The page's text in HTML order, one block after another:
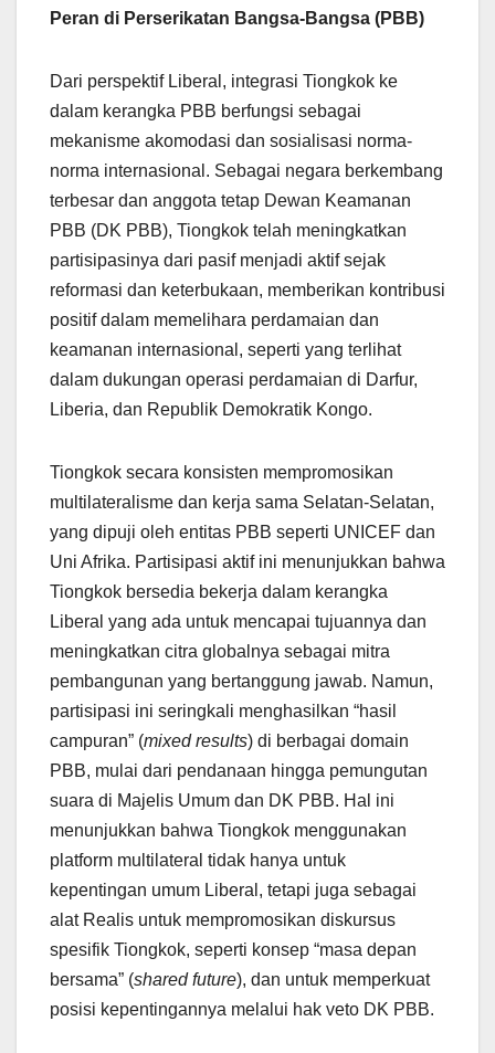
Peran di Perserikatan Bangsa-Bangsa (PBB)
Dari perspektif Liberal, integrasi Tiongkok ke
dalam kerangka PBB berfungsi sebagai
mekanisme akomodasi dan sosialisasi norma-
norma internasional. Sebagai negara berkembang
terbesar dan anggota tetap Dewan Keamanan
PBB (DK PBB), Tiongkok telah meningkatkan
partisipasinya dari pasif menjadi aktif sejak
reformasi dan keterbukaan, memberikan kontribusi
positif dalam memelihara perdamaian dan
keamanan internasional, seperti yang terlihat
dalam dukungan operasi perdamaian di Darfur,
Liberia, dan Republik Demokratik Kongo.
Tiongkok secara konsisten mempromosikan
multilateralisme dan kerja sama Selatan-Selatan,
yang dipuji oleh entitas PBB seperti UNICEF dan
Uni Afrika. Partisipasi aktif ini menunjukkan bahwa
Tiongkok bersedia bekerja dalam kerangka
Liberal yang ada untuk mencapai tujuannya dan
meningkatkan citra globalnya sebagai mitra
pembangunan yang bertanggung jawab. Namun,
partisipasi ini seringkali menghasilkan “hasil
campuran” (mixed results) di berbagai domain
PBB, mulai dari pendanaan hingga pemungutan
suara di Majelis Umum dan DK PBB. Hal ini
menunjukkan bahwa Tiongkok menggunakan
platform multilateral tidak hanya untuk
kepentingan umum Liberal, tetapi juga sebagai
alat Realis untuk mempromosikan diskursus
spesifik Tiongkok, seperti konsep “masa depan
bersama” (shared future), dan untuk memperkuat
posisi kepentingannya melalui hak veto DK PBB.